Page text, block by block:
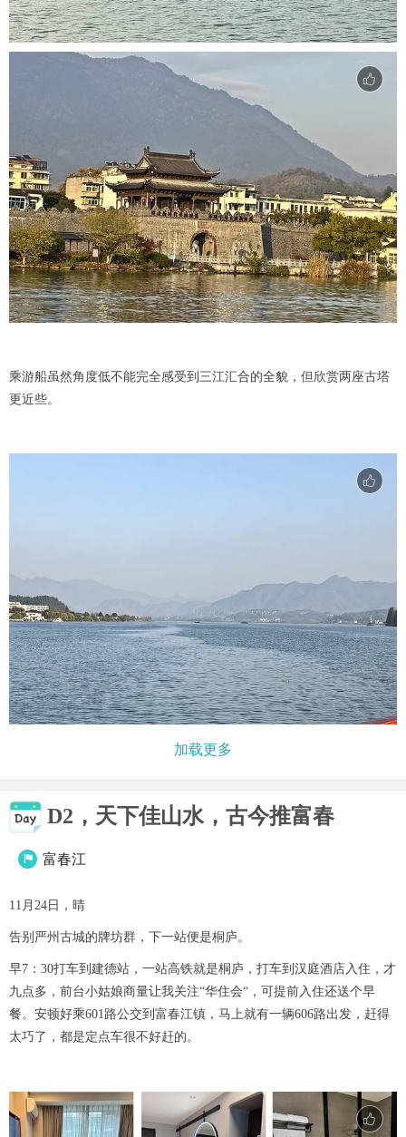
乘游船虽然角度低不能完全感受到三江汇合的全貌，但欣赏两座古塔
更近些。
加载更多
D2，天下佳山水，古今推富春
 富春江
11月24日，晴
告别严州古城的牌坊群，下一站便是桐庐。
早7：30打车到建德站，一站高铁就是桐庐，打车到汉庭酒店入住，才
九点多，前台小姑娘商量让我关注“华住会“，可提前入住还送个早
餐。安顿好乘601路公交到富春江镇，马上就有一辆606路出发，赶得
太巧了，都是定点车很不好赶的。